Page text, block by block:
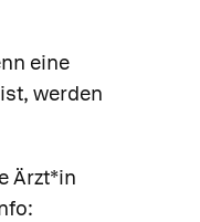
eine
werden
Ärzt*in